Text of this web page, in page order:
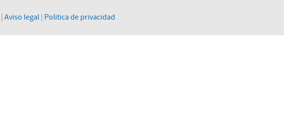
Aviso legal| Politica de privacidad